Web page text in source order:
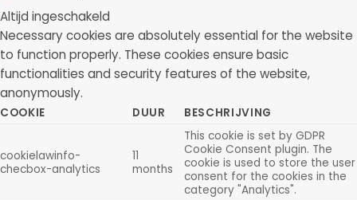
Altijd ingeschakeld
Necessary cookies are absolutely essential for the website
to function properly. These cookies ensure basic
functionalities and security features of the website,
anonymously.
COOKIE DUUR BESCHRIJVING
cookielawinfo-
checbox-analytics
11
months
This cookie is set by GDPR
Cookie Consent plugin. The
cookie is used to store the user
consent for the cookies in the
category "Analytics".